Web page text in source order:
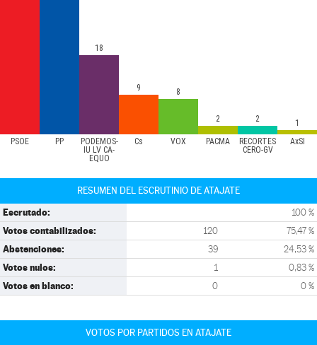
PSOE PP
PODEMOS-
IU LV CA-
EQUO
Cs VOX PACMA
RECORTES
CERO-GV
AxSI
18
9 8
2 2 1
RESUMEN DEL ESCRUTINIO DE ATAJATE
Escrutado: 100 %
Votos contabilizados: 120 75,47 %
Abstenciones: 39 24,53 %
Votos nulos: 1 0,83 %
Votos en blanco: 0 0 %
VOTOS POR PARTIDOS EN ATAJATE